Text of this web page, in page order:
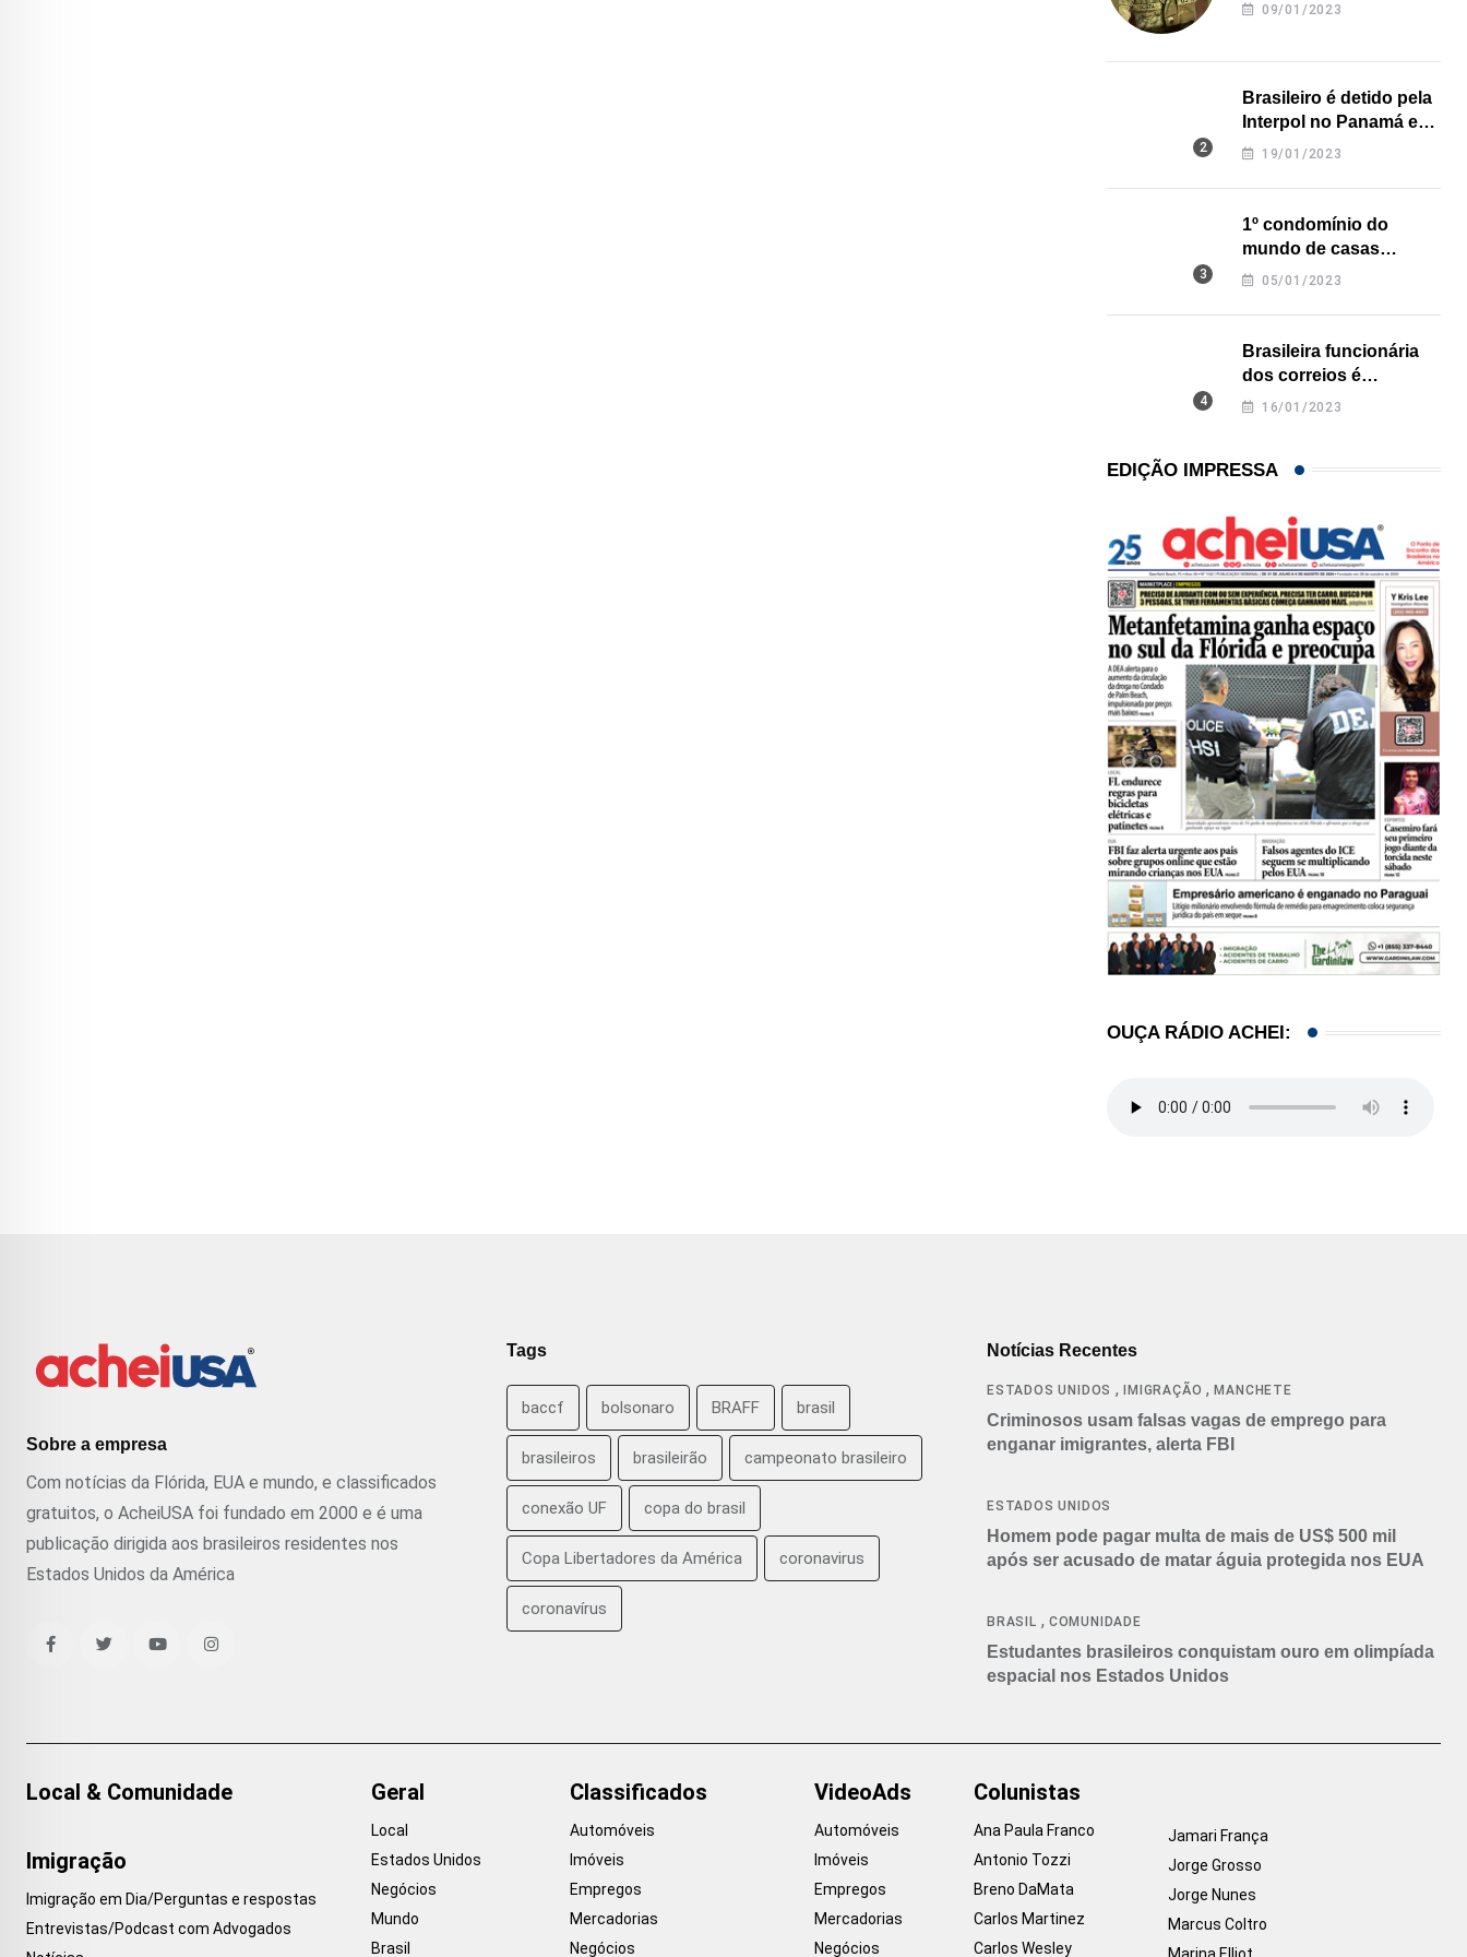
09/01/2023
Brasileiro é detido pela
Interpol no Panamá e
pode pegar prisão
19/01/2023
1º condomínio do
mundo de casas
impressas em 3D é
05/01/2023
Brasileira funcionária
dos correios é
assassinada a facadas
16/01/2023
EDIÇÃO IMPRESSA
OUÇA RÁDIO ACHEI:
Sobre a empresa
Com notícias da Flórida, EUA e mundo, e classificados
gratuitos, o AcheiUSA foi fundado em 2000 e é uma
publicação dirigida aos brasileiros residentes nos
Estados Unidos da América
Tags
baccf bolsonaro BRAFF brasil
brasileiros brasileirão campeonato brasileiro
conexão UF copa do brasil
Copa Libertadores da América coronavirus
coronavírus
Notícias Recentes
ESTADOS UNIDOS , IMIGRAÇÃO ,MANCHETE
Criminosos usam falsas vagas de emprego para
enganar imigrantes, alerta FBI
ESTADOS UNIDOS
Homem pode pagar multa de mais de US$ 500 mil
após ser acusado de matar águia protegida nos EUA
BRASIL , COMUNIDADE
Estudantes brasileiros conquistam ouro em olimpíada
espacial nos Estados Unidos
Local & Comunidade
Imigração
Imigração em Dia/Perguntas e respostas
Entrevistas/Podcast com Advogados
Geral
Local
Estados Unidos
Negócios
Mundo
Brasil
Classificados
Automóveis
Imóveis
Empregos
Mercadorias
Negócios
VideoAds
Automóveis
Imóveis
Empregos
Mercadorias
Negócios
Colunistas
Ana Paula Franco
Antonio Tozzi
Breno DaMata
Carlos Martinez
Carlos Wesley
Jamari França
Jorge Grosso
Jorge Nunes
Marcus Coltro